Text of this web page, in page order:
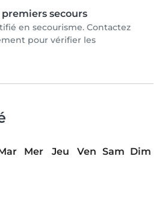
secours
en secourisme. Contactez
pour vérifier les
Mer Jeu Ven Sam Dim